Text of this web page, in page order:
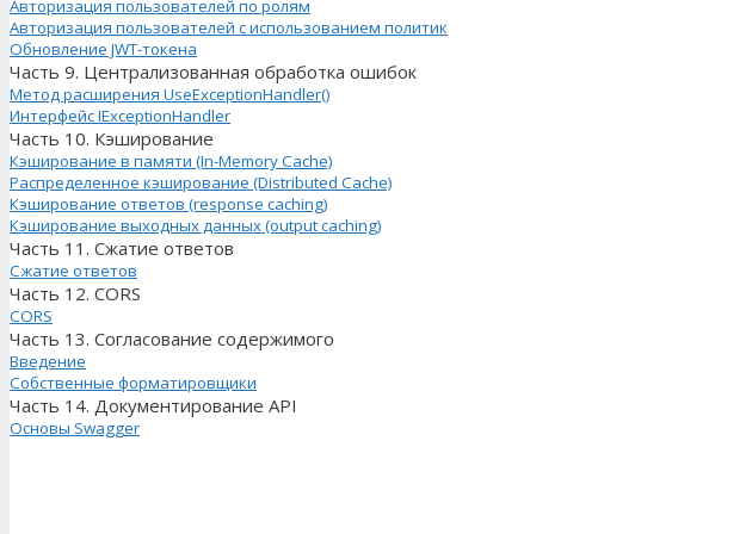
Авторизация пользователей по ролям
Авторизация пользователей с использованием политик
Обновление JWT-токена
Часть 9. Централизованная обработка ошибок
Метод расширения UseExceptionHandler()
Интерфейс IExceptionHandler
Часть 10. Кэширование
Кэширование в памяти (In-Memory Cache)
Распределенное кэширование (Distributed Cache)
Кэширование ответов (response caching)
Кэширование выходных данных (output caching)
Часть 11. Сжатие ответов
Сжатие ответов
Часть 12. CORS
CORS
Часть 13. Согласование содержимого
Введение
Собственные форматировщики
Часть 14. Документирование API
Основы Swagger